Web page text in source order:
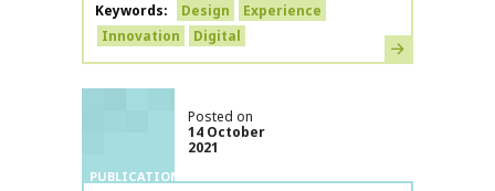
Keywords
Design
Experience
Innovation
Digital Learn more
PUBLICATIONS
Posted on
14 October
2021